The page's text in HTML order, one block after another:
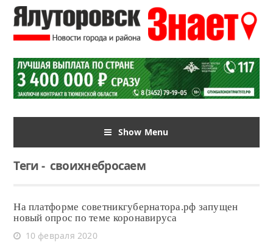
Show Menu
Теги-своихнебросаем
На платформе советникгубернатора.рф запущен
новый опрос по теме коронавируса
10 февраля 2020